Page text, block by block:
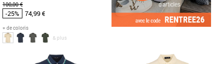
100,00 €
-25% 74,99 €
+ de coloris
& plus